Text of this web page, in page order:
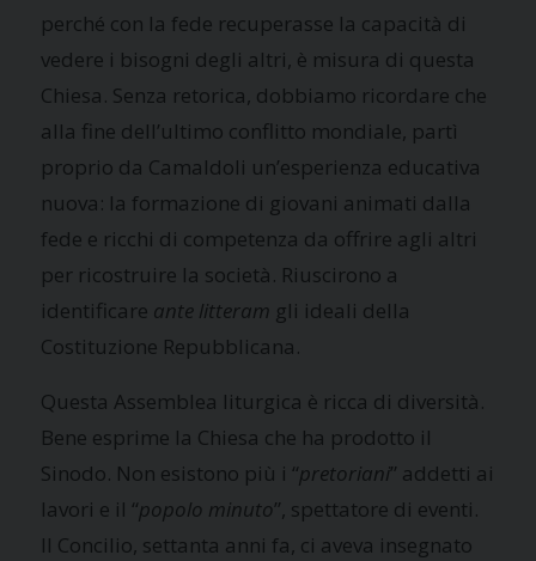
perché con la fede recuperasse la capacità di
vedere i bisogni degli altri, è misura di questa
Chiesa. Senza retorica, dobbiamo ricordare che
alla fine dell’ultimo conflitto mondiale, partì
proprio da Camaldoli un’esperienza educativa
nuova: la formazione di giovani animati dalla
fede e ricchi di competenza da offrire agli altri
per ricostruire la società. Riuscirono a
identificare ante litteram gli ideali della
Costituzione Repubblicana.
Questa Assemblea liturgica è ricca di diversità.
Bene esprime la Chiesa che ha prodotto il
Sinodo. Non esistono più i “pretoriani” addetti ai
lavori e il “popolo minuto”, spettatore di eventi.
Il Concilio, settanta anni fa, ci aveva insegnato